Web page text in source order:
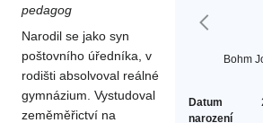
Bohm
Datum
narození
pedagog
Narodil se jako syn
poštovního úředníka, v
rodišti absolvoval reálné
gymnázium. Vystudoval
zeměměřictví na